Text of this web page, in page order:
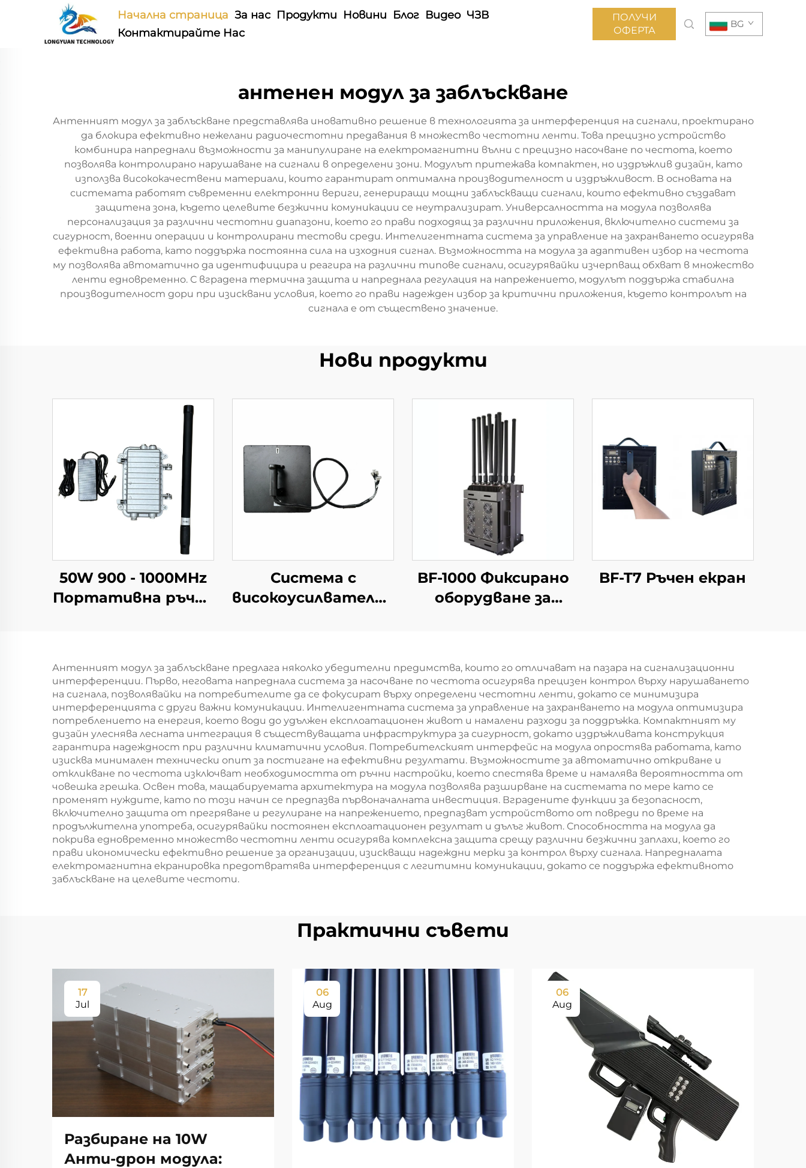
Начална страница За нас Продукти Новини Блог Видео ЧЗВ
Контактирайте Нас
ПОЛУЧИ
ОФЕРТА
BG
антенен модул за заблъскване
Антенният модул за заблъскване представлява иновативно решение в технологията за интерференция на сигнали, проектирано
да блокира ефективно нежелани радиочестотни предавания в множество честотни ленти. Това прецизно устройство
комбинира напреднали възможности за манипулиране на електромагнитни вълни с прецизно насочване по честота, което
позволява контролирано нарушаване на сигнали в определени зони. Модулът притежава компактен, но издръжлив дизайн, като
използва висококачествени материали, които гарантират оптимална производителност и издръжливост. В основата на
системата работят съвременни електронни вериги, генериращи мощни заблъскващи сигнали, които ефективно създават
защитена зона, където целевите безжични комуникации се неутрализират. Универсалността на модула позволява
персонализация за различни честотни диапазони, което го прави подходящ за различни приложения, включително системи за
сигурност, военни операции и контролирани тестови среди. Интелигентната система за управление на захранването осигурява
ефективна работа, като поддържа постоянна сила на изходния сигнал. Възможността на модула за адаптивен избор на честота
му позволява автоматично да идентифицира и реагира на различни типове сигнали, осигурявайки изчерпващ обхват в множество
ленти едновременно. С вградена термична защита и напреднала регулация на напрежението, модулът поддържа стабилна
производителност дори при изисквани условия, което го прави надежден избор за критични приложения, където контролът на
сигнала е от съществено значение.
Нови продукти
50W 900 - 1000MHz
Портативна ръчна
на дронове
Система с
високоусилвателна
откриване,
противодействие
на БПЛА, радио-
дестабилизатор
RF, ефективно
честотно
екраниране на
сигнали от БПЛА
BF-1000 Фиксирано
оборудване за
BF-T7 Ръчен екран
Антенният модул за заблъскване предлага няколко убедителни предимства, които го отличават на пазара на сигнализационни
интерференции. Първо, неговата напреднала система за насочване по честота осигурява прецизен контрол върху нарушаването
на сигнала, позволявайки на потребителите да се фокусират върху определени честотни ленти, докато се минимизира
интерференцията с други важни комуникации. Интелигентната система за управление на захранването на модула оптимизира
потреблението на енергия, което води до удължен експлоатационен живот и намалени разходи за поддръжка. Компактният му
дизайн улеснява лесната интеграция в съществуващата инфраструктура за сигурност, докато издръжливата конструкция
гарантира надеждност при различни климатични условия. Потребителският интерфейс на модула опростява работата, като
изисква минимален технически опит за постигане на ефективни резултати. Възможностите за автоматично откриване и
откликване по честота изключват необходимостта от ръчни настройки, което спестява време и намалява вероятността от
човешка грешка. Освен това, мащабируемата архитектура на модула позволява разширване на системата по мере като се
променят нуждите, като по този начин се предпазва първоначалната инвестиция. Вградените функции за безопасност,
включително защита от прегряване и регулиране на напрежението, предпазват устройството от повреди по време на
продължителна употреба, осигурявайки постоянен експлоатационен резултат и дълъг живот. Способността на модула да
покрива едновременно множество честотни ленти осигурява комплексна защита срещу различни безжични заплахи, което го
прави икономически ефективно решение за организации, изискващи надеждни мерки за контрол върху сигнала. Напредналата
електромагнитна екранировка предотвратява интерференция с легитимни комуникации, докато се поддържа ефективното
заблъскване на целевите честоти.
Практични съвети
17
Jul
Разбиране на 10W
Анти-дрон модула:
06
Aug
06
Aug